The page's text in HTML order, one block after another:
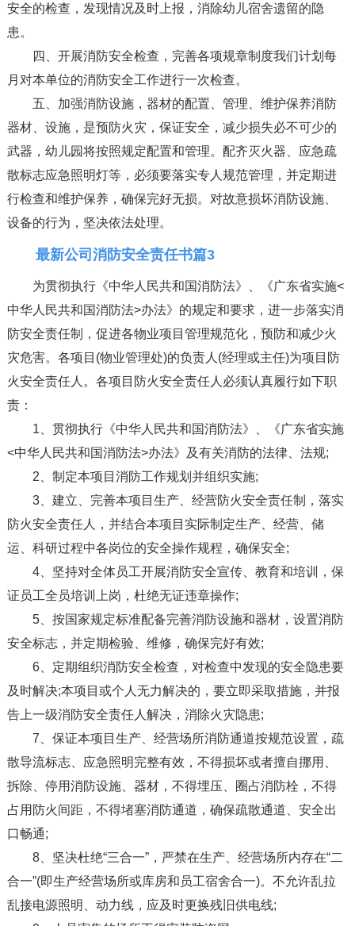
安全的检查，发现情况及时上报，消除幼儿宿舍遗留的隐
患。
四、开展消防安全检查，完善各项规章制度我们计划每
月对本单位的消防安全工作进行一次检查。
五、加强消防设施，器材的配置、管理、维护保养消防
器材、设施，是预防火灾，保证安全，减少损失必不可少的
武器，幼儿园将按照规定配置和管理。配齐灭火器、应急疏
散标志应急照明灯等，必须要落实专人规范管理，并定期进
行检查和维护保养，确保完好无损。对故意损坏消防设施、
设备的行为，坚决依法处理。
最新公司消防安全责任书篇3
为贯彻执行《中华人民共和国消防法》、《广东省实施<
中华人民共和国消防法>办法》的规定和要求，进一步落实消
防安全责任制，促进各物业项目管理规范化，预防和减少火
灾危害。各项目(物业管理处)的负责人(经理或主任)为项目防
火安全责任人。各项目防火安全责任人必须认真履行如下职
责：
1、贯彻执行《中华人民共和国消防法》、《广东省实施
<中华人民共和国消防法>办法》及有关消防的法律、法规;
2、制定本项目消防工作规划并组织实施;
3、建立、完善本项目生产、经营防火安全责任制，落实
防火安全责任人，并结合本项目实际制定生产、经营、储
运、科研过程中各岗位的安全操作规程，确保安全;
4、坚持对全体员工开展消防安全宣传、教育和培训，保
证员工全员培训上岗，杜绝无证违章操作;
5、按国家规定标准配备完善消防设施和器材，设置消防
安全标志，并定期检验、维修，确保完好有效;
6、定期组织消防安全检查，对检查中发现的安全隐患要
及时解决;本项目或个人无力解决的，要立即采取措施，并报
告上一级消防安全责任人解决，消除火灾隐患;
7、保证本项目生产、经营场所消防通道按规范设置，疏
散导流标志、应急照明完整有效，不得损坏或者擅自挪用、
拆除、停用消防设施、器材，不得埋压、圈占消防栓，不得
占用防火间距，不得堵塞消防通道，确保疏散通道、安全出
口畅通;
8、坚决杜绝“三合一”，严禁在生产、经营场所内存在“二
合一”(即生产经营场所或库房和员工宿舍合一)。不允许乱拉
乱接电源照明、动力线，应及时更换残旧供电线;